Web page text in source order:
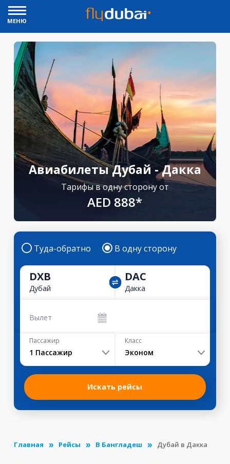
МЕНЮ
Авиабилеты Дубай - Дакка
Тарифы в одну сторону от
AED 888*
Туда-обратно В одну сторону
DXB
Дубай
DAC
Дакка
Вылет
Пассажир
1 Пассажир
Класс
Эконом
Искать рейсы
Главная Рейсы В Бангладеш Дубай в Дакка